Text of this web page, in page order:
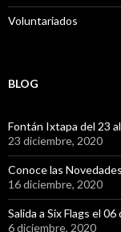
Voluntariados
BLOG
Fontán Ixtapa del 23
23 diciembre, 2020
Conoce las
16 diciembre, 2020
Salida a Six Flags el
6 diciembre, 2020